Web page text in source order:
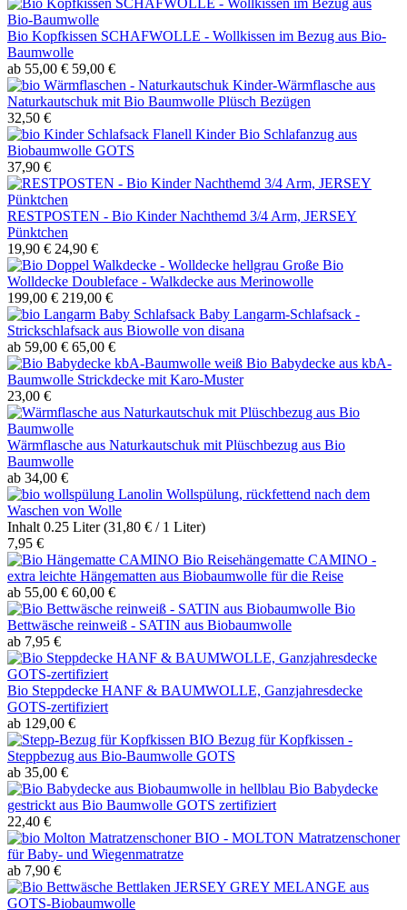
Bio Kopfkissen SCHAFWOLLE - Wollkissen im Bezug aus Bio-
Baumwolle
ab 55,00 € 59,00 €
Kinder-Wärmflasche aus
Naturkautschuk mit Bio Baumwolle Plüsch Bezügen
32,50 €
Kinder Bio Schlafanzug aus
Biobaumwolle GOTS
37,90 €
RESTPOSTEN - Bio Kinder Nachthemd 3/4 Arm, JERSEY
Pünktchen
19,90 € 24,90 €
Große Bio
Wolldecke Doubleface - Walkdecke aus Merinowolle
199,00 € 219,00 €
Baby Langarm-Schlafsack -
Strickschlafsack aus Biowolle von disana
ab 59,00 € 65,00 €
Bio Babydecke aus kbA-
Baumwolle Strickdecke mit Karo-Muster
23,00 €
Wärmflasche aus Naturkautschuk mit Plüschbezug aus Bio
Baumwolle
ab 34,00 €
Lanolin Wollspülung, rückfettend nach dem
Waschen von Wolle
Inhalt 0.25 Liter(31,80 € / 1 Liter)
7,95 €
Bio Reisehängematte CAMINO -
extra leichte Hängematten aus Biobaumwolle für die Reise
ab 55,00 € 60,00 €
Bio
Bettwäsche reinweiß - SATIN aus Biobaumwolle
ab 7,95 €
Bio Steppdecke HANF & BAUMWOLLE, Ganzjahresdecke
GOTS-zertifiziert
ab 129,00 €
BIO Bezug für Kopfkissen -
Steppbezug aus Bio-Baumwolle GOTS
ab 35,00 €
Bio Babydecke
gestrickt aus Bio Baumwolle GOTS zertifiziert
22,40 €
BIO - MOLTON Matratzenschoner
für Baby- und Wiegenmatratze
ab 7,90 €